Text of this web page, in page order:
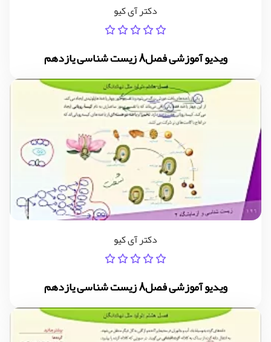
دکتر آی کیو
ویدیو آموزشی فصل8 زیست شناسی یازدهم
دکتر آی کیو
ویدیو آموزشی فصل8 زیست شناسی یازدهم